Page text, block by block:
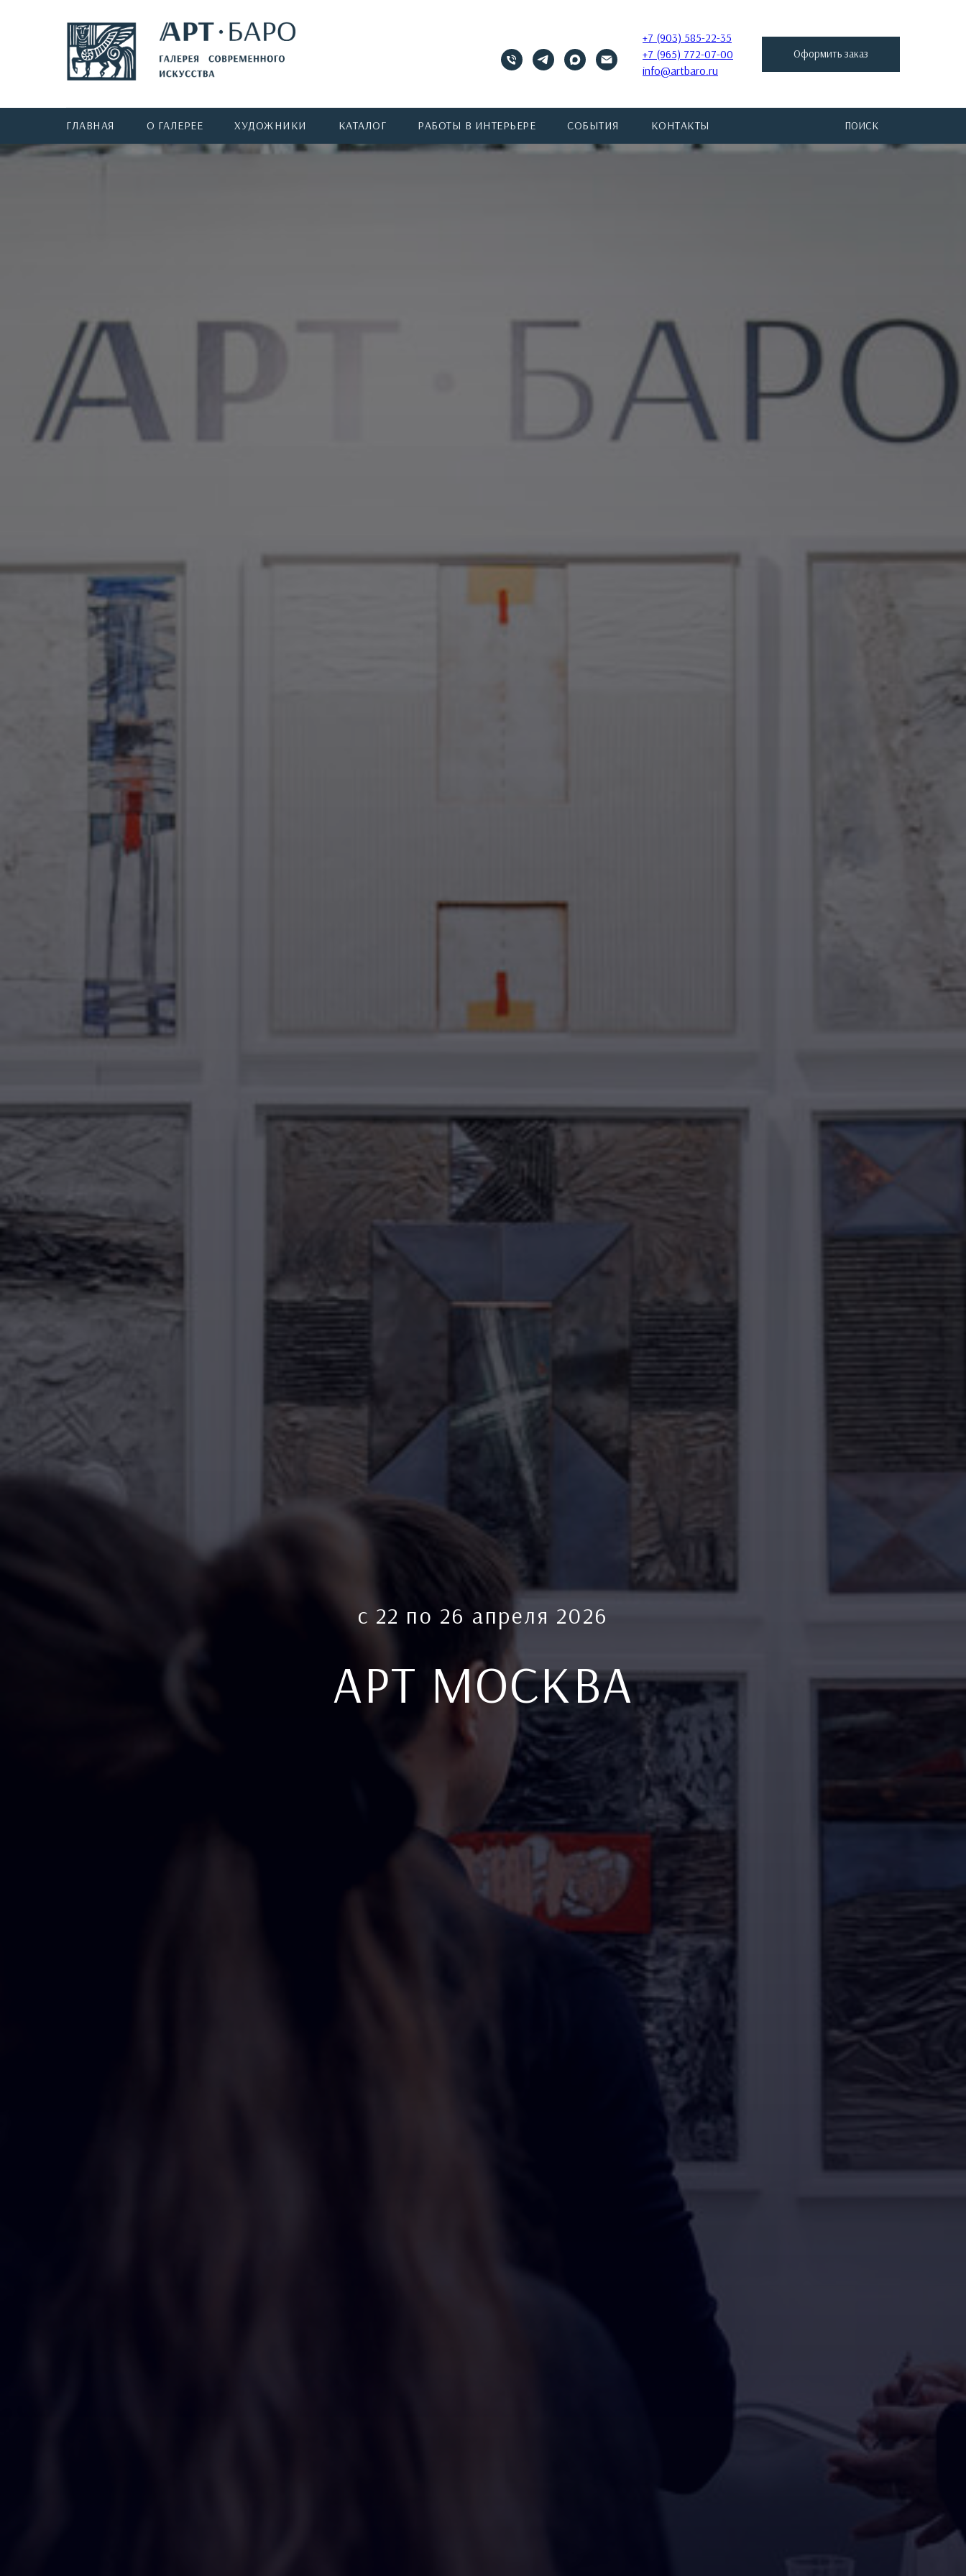
+7 (903) 585-22-35
+7 (965) 772-07-00
info@artbaro.ru
Оформить заказ
ПОИСК
ГЛАВНАЯ О ГАЛЕРЕЕ ХУДОЖНИКИ КАТАЛОГ РАБОТЫ В ИНТЕРЬЕРЕ СОБЫТИЯ КОНТАКТЫ
с 22 по 26 апреля 2026
АРТ МОСКВА